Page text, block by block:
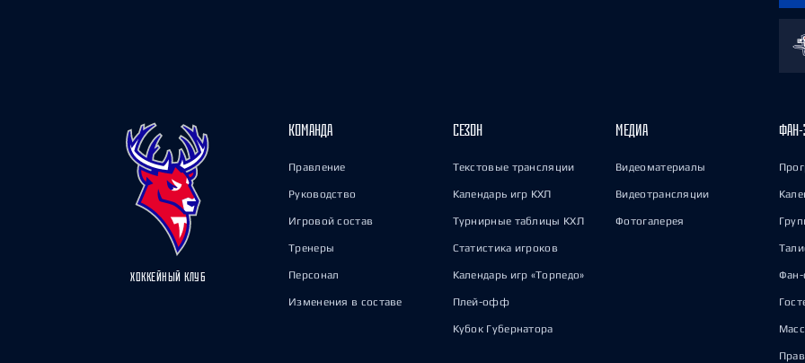
ХОККЕЙНЫЙ КЛУБ
КОМАНДА
Правление
Руководство
Игровой состав
Тренеры
Персонал
Изменения в составе
СЕЗОН
Текстовые трансляции
Календарь игр КХЛ
Турнирные таблицы КХЛ
Статистика игроков
Календарь игр «Торпедо»
Плей-офф
Кубок Губернатора
МЕДИА
Видеоматериалы
Видеотрансляции
Фотогалерея
ФАН-
Фан-